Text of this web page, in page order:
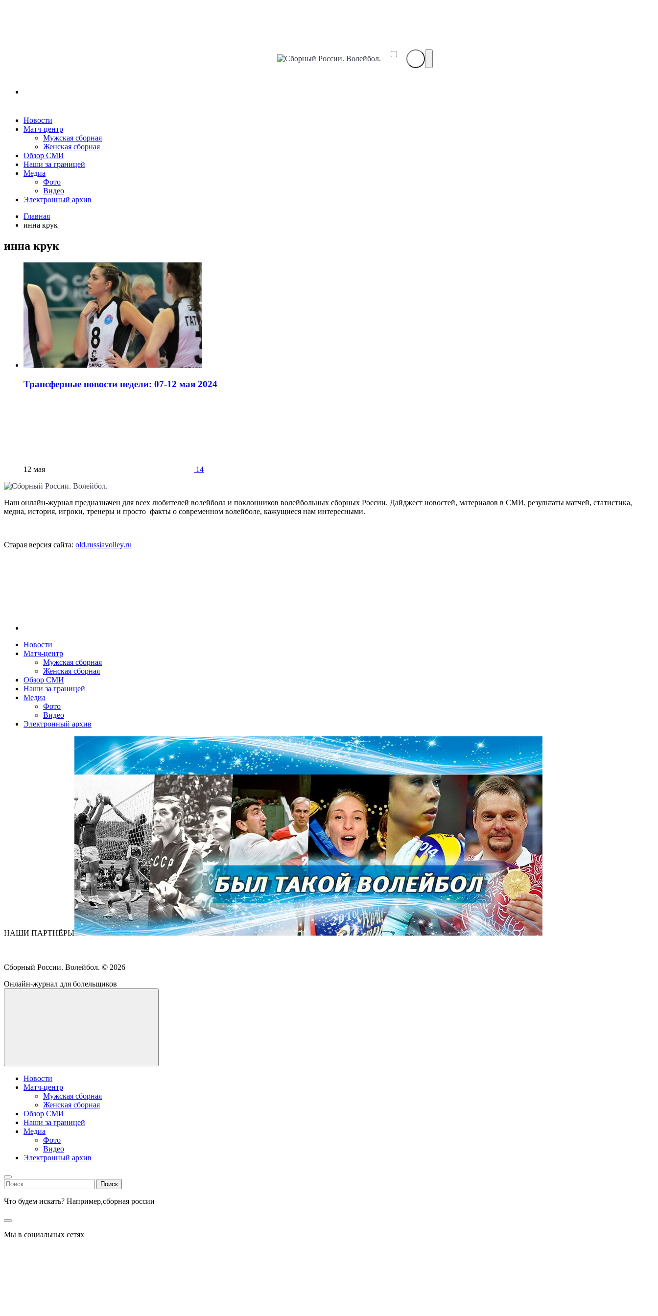
Сборный
Новости
Матч-центр
Мужская сборная
Женская сборная
Обзор СМИ
Наши за границей
Медиа
Фото
Видео
Электронный архив
Главная
инна крук
инна крук
Трансферные новости недели: 07-12 мая 2024
12 мая 14
Наш онлайн-журнал предназначен для всех любителей волейбола и поклонников волейбольных сборных России. Дайджест новостей, материалов в СМИ, результаты матчей, статистика,
медиа, история, игроки, тренеры и просто факты о современном волейболе, кажущиеся нам интересными.
Старая версия сайта: old.russiavolley.ru
Новости
Матч-центр
Мужская сборная
Женская сборная
Обзор СМИ
Наши за границей
Медиа
Фото
Видео
Электронный архив
НАШИ ПАРТНЁРЫ
Сборный России. Волейбол. © 2026
Онлайн-журнал для болельщиков
Новости
Матч-центр
Мужская сборная
Женская сборная
Обзор СМИ
Наши за границей
Медиа
Фото
Видео
Электронный архив
Найти:
Что будем искать? Например,сборная россии
Мы в социальных сетях